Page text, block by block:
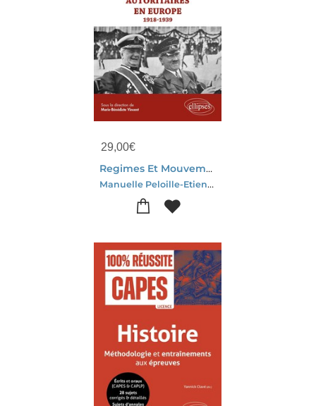
29,00€
Regimes Et Mouvements Autoritaires En Europe, 1918-1939
Manuelle Peloille-Etienne Kogan-Fabrice Jesne-Matthieu Boisdron-Nadia Vargaftig-Marie-benedicte Vincent